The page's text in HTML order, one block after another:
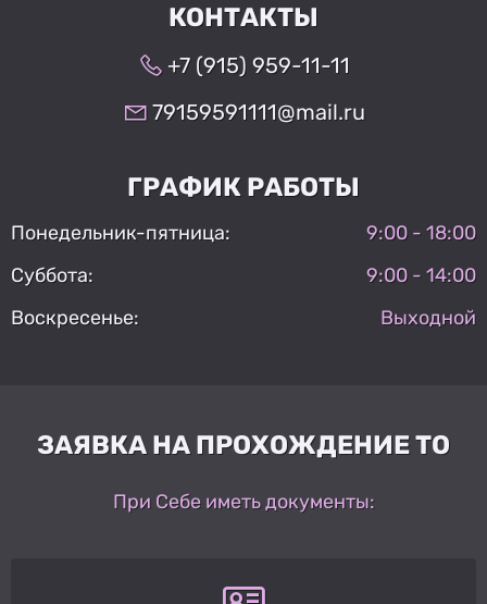
КОНТАКТЫ
+7 (915) 959-11-11
79159591111@mail.ru
ГРАФИК РАБОТЫ
Понедельник-пятница:
9:00 - 18:00
Суббота:
9:00 - 14:00
Воскресенье:
Выходной
ЗАЯВКА НА ПРОХОЖДЕНИЕ ТО
При Себе иметь документы: